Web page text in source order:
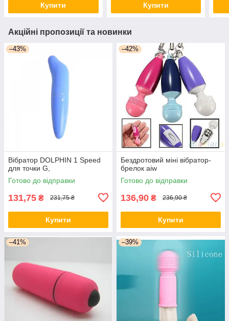
Купити Купити
Акційні пропозиції та новинки
–43%
Вібратор DOLPHIN 1 Speed
для точки G,
Готово до відправки
131,75 ₴ 231,75 ₴
Купити
–42%
Бездротовий міні вібратор-
брелок aiw
Готово до відправки
136,90 ₴ 236,90 ₴
Купити
–41% –39%